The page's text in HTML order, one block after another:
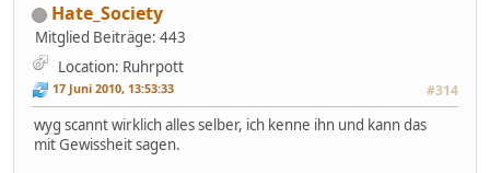
Hate_Society
Mitglied Beiträge: 443
Location: Ruhrpott
17 Juni 2010, 13:53:33 #314
wyg scannt wirklich alles selber, ich kenne ihn und kann das
mit Gewissheit sagen.